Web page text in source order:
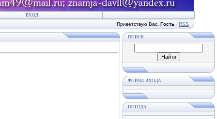
ВХОД
Приветствую Вас Гость · RSS
ПОИСК
ФОРМА ВХОДА
ПОГОДА